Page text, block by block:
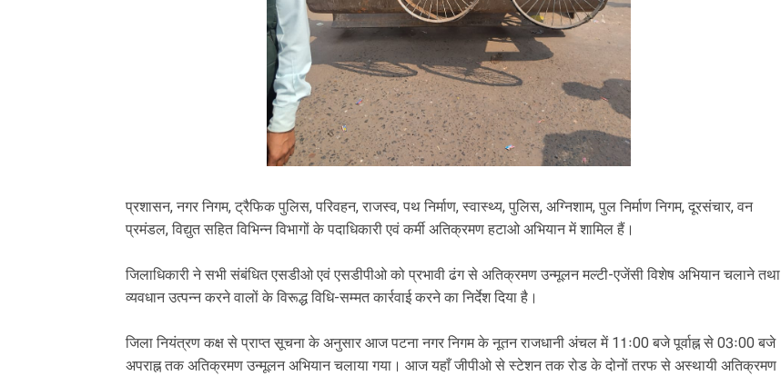
प्रशासन, नगर निगम, ट्रैफिक पुलिस, परिवहन, राजस्व, पथ निर्माण, स्वास्थ्य, पुलिस, अग्निशाम, पुल निर्माण निगम, दूरसंचार, वन
प्रमंडल, विद्युत सहित विभिन्न विभागों के पदाधिकारी एवं कर्मी अतिक्रमण हटाओ अभियान में शामिल हैं।
जिलाधिकारी ने सभी संबंधित एसडीओ एवं एसडीपीओ को प्रभावी ढंग से अतिक्रमण उन्मूलन मल्टी-एजेंसी विशेष अभियान चलाने तथा
व्यवधान उत्पन्न करने वालों के विरूद्ध विधि-सम्मत कार्रवाई करने का निर्देश दिया है।
जिला नियंत्रण कक्ष से प्राप्त सूचना के अनुसार आज पटना नगर निगम के नूतन राजधानी अंचल में 11ः00 बजे पूर्वाह्न से 03ः00 बजे
अपराह्न तक अतिक्रमण उन्मूलन अभियान चलाया गया। आज यहाँ जीपीओ से स्टेशन तक रोड के दोनों तरफ से अस्थायी अतिक्रमण